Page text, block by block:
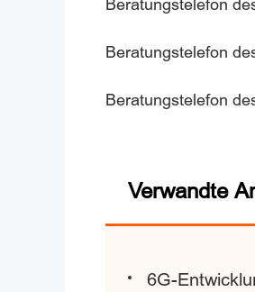
Beratungstelefon
Beratungstelefon
Beratungstelefon
Verwandte
6G-